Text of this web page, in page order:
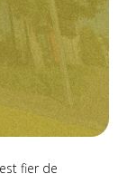
fier de